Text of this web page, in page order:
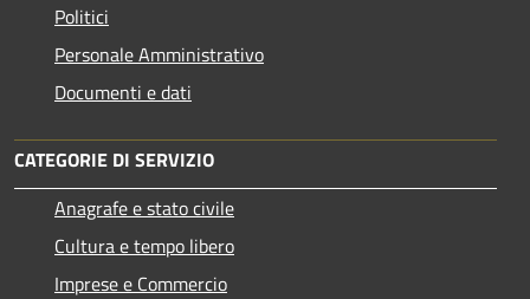
Politici
Personale Amministrativo
Documenti e dati
CATEGORIE DI SERVIZIO
Anagrafe e stato civile
Cultura e tempo libero
Imprese e Commercio